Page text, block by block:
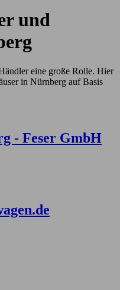
und
eine große Rolle. Hier
in Nürnberg auf Basis
- Feser GmbH